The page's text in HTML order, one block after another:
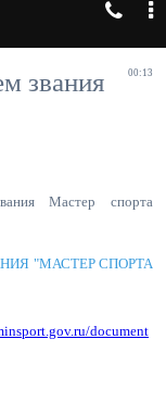
00:13
звания
Мастер спорта
"МАСТЕР СПОРТА
document